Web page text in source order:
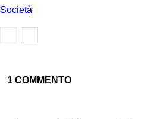
Società
1 COMMENTO